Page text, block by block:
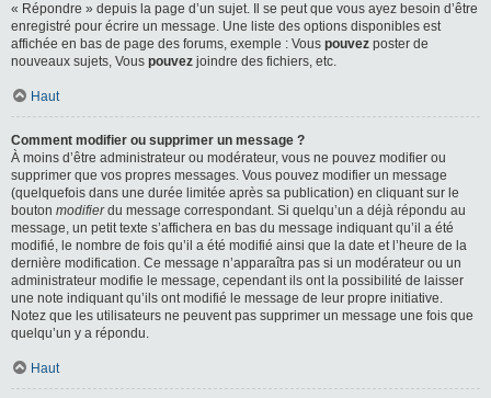
« Répondre » depuis la page d’un sujet. Il se peut que vous ayez besoin d’être
enregistré pour écrire un message. Une liste des options disponibles est
affichée en bas de page des forums, exemple : Vous pouvez poster de
nouveaux sujets, Vous pouvez joindre des fichiers, etc.
Haut
Comment modifier ou supprimer un message ?
À moins d’être administrateur ou modérateur, vous ne pouvez modifier ou
supprimer que vos propres messages. Vous pouvez modifier un message
(quelquefois dans une durée limitée après sa publication) en cliquant sur le
bouton modifierdu message correspondant. Si quelqu’un a déjà répondu au
message, un petit texte s’affichera en bas du message indiquant qu’il a été
modifié, le nombre de fois qu’il a été modifié ainsi que la date et l’heure de la
dernière modification. Ce message n’apparaîtra pas si un modérateur ou un
administrateur modifie le message, cependant ils ont la possibilité de laisser
une note indiquant qu’ils ont modifié le message de leur propre initiative.
Notez que les utilisateurs ne peuvent pas supprimer un message une fois que
quelqu’un y a répondu.
Haut